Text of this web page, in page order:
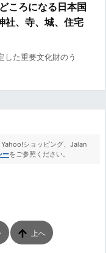
ころになる日本国
社、寺、城、住宅
した重要文化財のう
ショッピング、Jalan
ーをご参照ください。
上へ